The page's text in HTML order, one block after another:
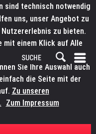
sind technisch notwendig
uns, unser Angebot zu
zu bieten.
mit einem Klick auf Alle
finden Sie in den
Sie Ihre Auswahl auch
die Seite mit der
Zu unseren
Zum Impressum